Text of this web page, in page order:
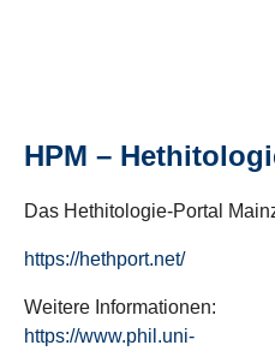
HPM –
Das Hethitologie-Portal
https://hethport.net/
Weitere Informationen:
https://www.phil.uni-